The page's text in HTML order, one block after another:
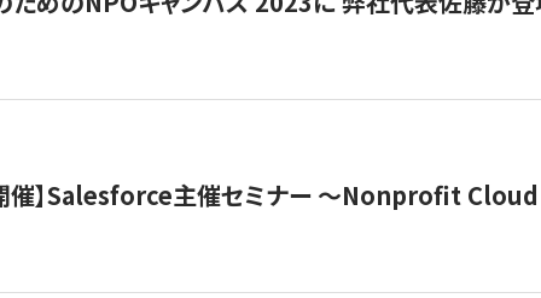
催】Salesforce主催セミナー 〜Nonprofit